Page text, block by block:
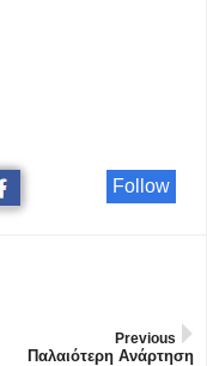
Follow
Previous
Παλαιότερη Ανάρτηση